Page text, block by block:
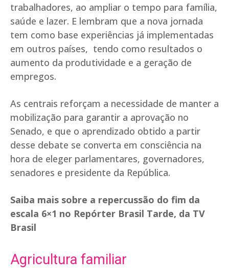
trabalhadores, ao ampliar o tempo para família,
saúde e lazer. E lembram que a nova jornada
tem como base experiências já implementadas
em outros países, tendo como resultados o
aumento da produtividade e a geração de
empregos.
As centrais reforçam a necessidade de manter a
mobilização para garantir a aprovação no
Senado, e que o aprendizado obtido a partir
desse debate se converta em consciência na
hora de eleger parlamentares, governadores,
senadores e presidente da República.
Saiba mais sobre a repercussão do fim da
escala 6×1 no Repórter Brasil Tarde, da TV
Brasil
Agricultura familiar